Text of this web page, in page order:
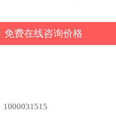
免费在线咨询价格